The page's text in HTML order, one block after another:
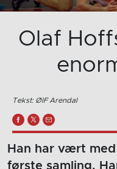
Olaf
Tekst: ØIF Arendal
Han har vært
første samling.